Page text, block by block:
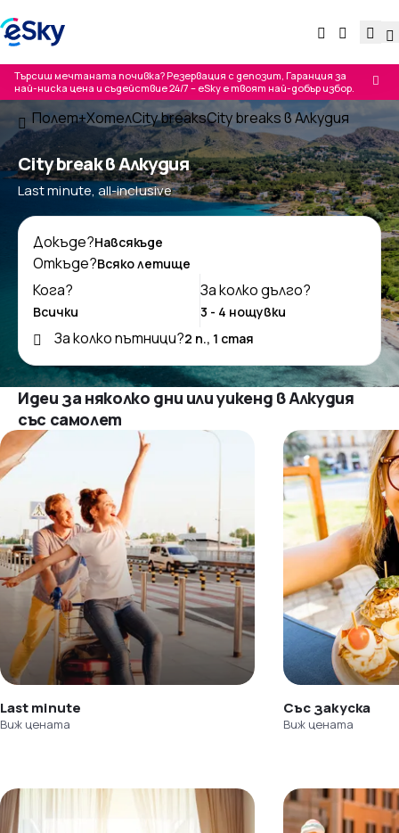
Търсиш мечтаната почивка? Резервация с депозит, Гаранция за
най-ниска цена и съдействие 24/7 – eSky е твоят най-добър избор.
Полет+ХотелCity breaksCity breaks в Алкудия
City break в Алкудия
Last minute, all-inclusive
Докъде?
Откъде?
Кога?
За колко дълго?
За колко пътници?
Идеи за няколко дни или уикенд в Алкудия
със самолет
Last minute
Виж цената
Със закуска
Виж цената